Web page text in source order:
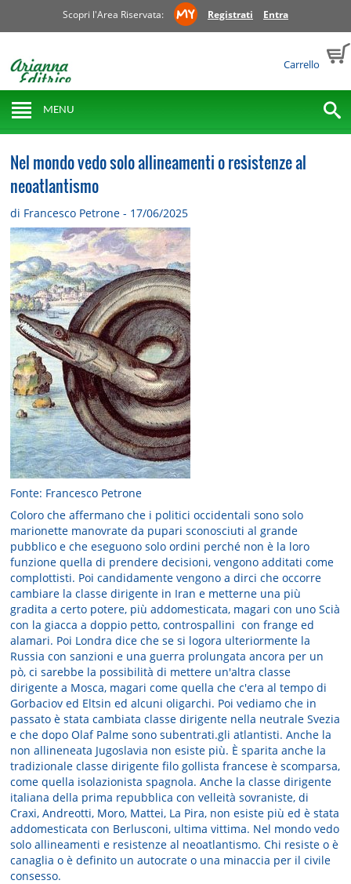
Scopri l'Area Riservata: Registrati Entra
Carrello
MENU
Nel mondo vedo solo allineamenti o resistenze al
neoatlantismo
di Francesco Petrone - 17/06/2025
Fonte: Francesco Petrone
Coloro che affermano che i politici occidentali sono solo
marionette manovrate da pupari sconosciuti al grande
pubblico e che eseguono solo ordini perché non è la loro
funzione quella di prendere decisioni, vengono additati come
complottisti. Poi candidamente vengono a dirci che occorre
cambiare la classe dirigente in Iran e metterne una più
gradita a certo potere, più addomesticata, magari con uno Scià
con la giacca a doppio petto, controspallini con frange ed
alamari. Poi Londra dice che se si logora ulteriormente la
Russia con sanzioni e una guerra prolungata ancora per un
pò, ci sarebbe la possibilità di mettere un'altra classe
dirigente a Mosca, magari come quella che c'era al tempo di
Gorbaciov ed Eltsin ed alcuni oligarchi. Poi vediamo che in
passato è stata cambiata classe dirigente nella neutrale Svezia
e che dopo Olaf Palme sono subentrati.gli atlantisti. Anche la
non allineneata Jugoslavia non esiste più. È sparita anche la
tradizionale classe dirigente filo gollista francese è scomparsa,
come quella isolazionista spagnola. Anche la classe dirigente
italiana della prima repubblica con velleità sovraniste, di
Craxi, Andreotti, Moro, Mattei, La Pira, non esiste più ed è stata
addomesticata con Berlusconi, ultima vittima. Nel mondo vedo
solo allineamenti e resistenze al neoatlantismo. Chi resiste o è
canaglia o è definito un autocrate o una minaccia per il civile
consesso.